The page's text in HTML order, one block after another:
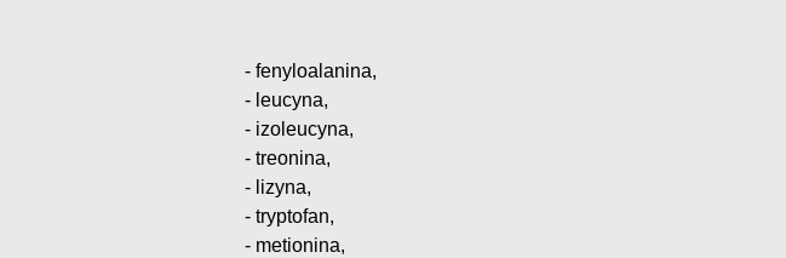
- fenyloalanina,
- leucyna,
- izoleucyna,
- treonina,
- lizyna,
- tryptofan,
- metionina,